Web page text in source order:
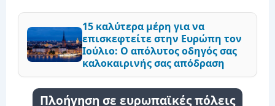
15 καλύτερα μέρη για να
επισκεφτείτε στην Ευρώπη τον
Ιούλιο: Ο απόλυτος οδηγός σας
καλοκαιρινής σας απόδραση
Πλοήγηση σε ευρωπαϊκές πόλεις